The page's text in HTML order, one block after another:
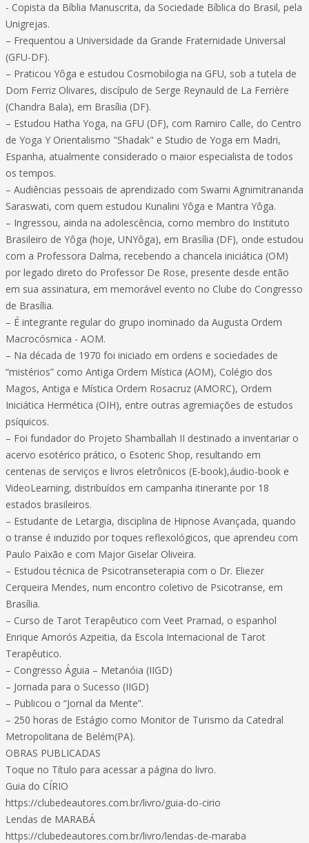
- Copista da Bíblia Manuscrita, da Sociedade Bíblica do Brasil, pela
Unigrejas.
– Frequentou a Universidade da Grande Fraternidade Universal
(GFU-DF).
– Praticou Yôga e estudou Cosmobilogia na GFU, sob a tutela de
Dom Ferriz Olivares, discípulo de Serge Reynauld de La Ferrière
(Chandra Bala), em Brasília (DF).
– Estudou Hatha Yoga, na GFU (DF), com Ramiro Calle, do Centro
de Yoga Y Orientalismo "Shadak" e Studio de Yoga em Madri,
Espanha, atualmente considerado o maior especialista de todos
os tempos.
– Audiências pessoais de aprendizado com Swami Agnimitrananda
Saraswati, com quem estudou Kunalini Yôga e Mantra Yôga.
– Ingressou, ainda na adolescência, como membro do Instituto
Brasileiro de Yôga (hoje, UNYôga), em Brasília (DF), onde estudou
com a Professora Dalma, recebendo a chancela iniciática (OM)
por legado direto do Professor De Rose, presente desde então
em sua assinatura, em memorável evento no Clube do Congresso
de Brasília.
– É integrante regular do grupo inominado da Augusta Ordem
Macrocósmica - AOM.
– Na década de 1970 foi iniciado em ordens e sociedades de
“mistérios” como Antiga Ordem Mística (AOM), Colégio dos
Magos, Antiga e Mística Ordem Rosacruz (AMORC), Ordem
Iniciática Hermética (OIH), entre outras agremiações de estudos
psíquicos.
– Foi fundador do Projeto Shamballah II destinado a inventariar o
acervo esotérico prático, o Esoteric Shop, resultando em
centenas de serviços e livros eletrônicos (E-book),áudio-book e
VideoLearning, distribuídos em campanha itinerante por 18
estados brasileiros.
– Estudante de Letargia, disciplina de Hipnose Avançada, quando
o transe é induzido por toques reflexológicos, que aprendeu com
Paulo Paixão e com Major Giselar Oliveira.
– Estudou técnica de Psicotranseterapia com o Dr. Eliezer
Cerqueira Mendes, num encontro coletivo de Psicotranse, em
Brasília.
– Curso de Tarot Terapêutico com Veet Pramad, o espanhol
Enrique Amorós Azpeitia, da Escola Internacional de Tarot
Terapêutico.
– Congresso Águia – Metanóia (IIGD)
– Jornada para o Sucesso (IIGD)
– Publicou o “Jornal da Mente”.
– 250 horas de Estágio como Monitor de Turismo da Catedral
Metropolitana de Belém(PA).
OBRAS PUBLICADAS
Toque no Título para acessar a página do livro.
Guia do CÍRIO
https://clubedeautores.com.br/livro/guia-do-cirio
Lendas de MARABÁ
https://clubedeautores.com.br/livro/lendas-de-maraba